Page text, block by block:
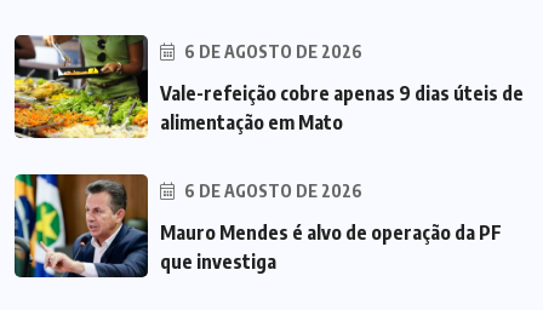
6 DE AGOSTO DE 2026
Vale-refeição cobre apenas 9 dias úteis de
alimentação em Mato
6 DE AGOSTO DE 2026
Mauro Mendes é alvo de operação da PF
que investiga